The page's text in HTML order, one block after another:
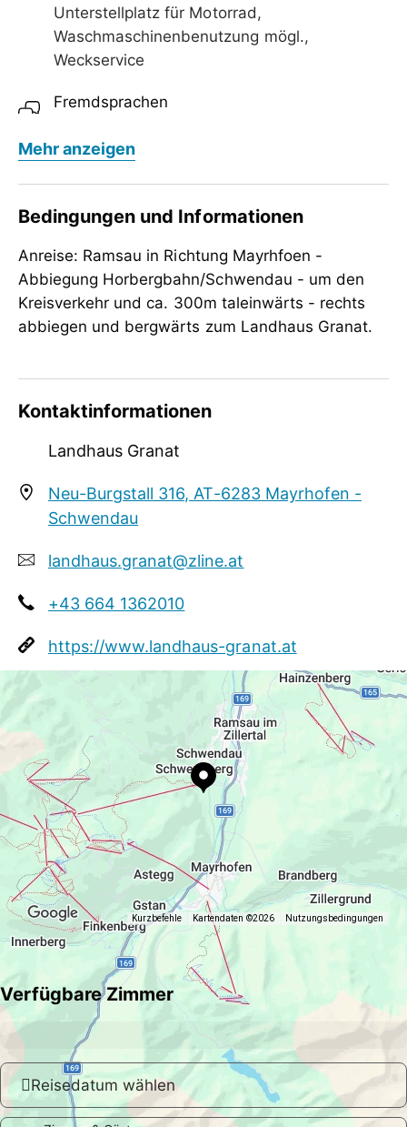
Unterstellplatz für Motorrad,
Waschmaschinenbenutzung mögl.,
Weckservice
Fremdsprachen
Verpflegung
Kinder
Babyphone auf Anfrage, Gitterbett /
Babybett, Kinderfreundlich, Kinderhochstuhl
Sport / Freizeit
Mehr anzeigen
Bedingungen und Informationen
Anreise: Ramsau in Richtung Mayrhfoen -
Abbiegung Horbergbahn/Schwendau - um den
Kreisverkehr und ca. 300m taleinwärts - rechts
abbiegen und bergwärts zum Landhaus Granat.
Kontaktinformationen
Landhaus Granat
Neu-Burgstall 316, AT-6283 Mayrhofen -
Schwendau
landhaus.granat@zline.at
+43 664 1362010
https://www.landhaus-granat.at
Kurzbefehle Kartendaten ©2026 Nutzungsbedingungen
Verfügbare Zimmer
Reisedatum wählen